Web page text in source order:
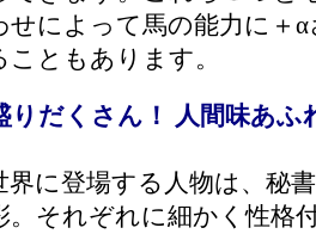
せによって馬の能力に＋
ともあります。
りだくさん！ 人間味あふ
に登場する人物は、秘
。それぞれに細かく性格